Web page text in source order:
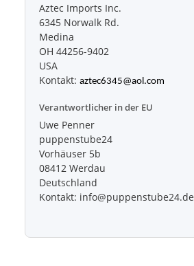
Aztec Imports Inc.
6345 Norwalk Rd.
Medina
OH 44256-9402
USA
Kontakt: aztec6345@aol.com
Verantwortlicher in der EU
Uwe Penner
puppenstube24
Vorhäuser 5b
08412 Werdau
Deutschland
Kontakt: info@puppenstube24.de